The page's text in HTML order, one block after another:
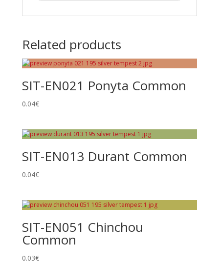
giapponese: ポケモンカードゲーム) è un
Pokémon.
Pubblicato per la prima volta in Giappone
nell’ottobre del 1996, ad oggi sono state
Pokémon in 13 lingue, distribuite in 76 paesi
e regioni.
Rarità principali
Common
Reverse Holo:effetto foil su tutta la carta
tranne l’illustrazione. Non modifica rarità o
Related products
SIT-EN021 Ponyta Common
0.04€
SIT-EN013 Durant Common
0.04€
SIT-EN051 Chinchou
Common
0.03€